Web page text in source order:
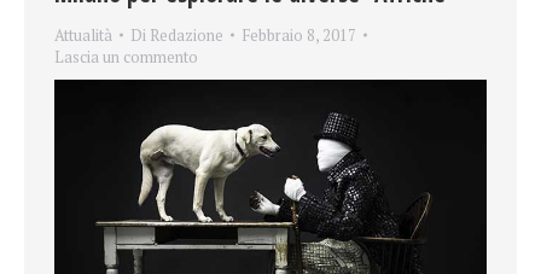
Attualità Di Redazione
Febbraio 8, 2017
Lascia un commento